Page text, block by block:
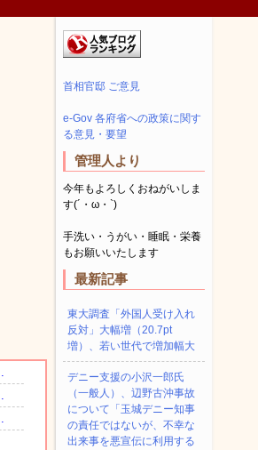
首相官邸 ご意見
e-Gov 各府省への政策に関す
る意見・要望
管理人より
今年もよろしくおねがいしま
す(´・ω・`)
手洗い・うがい・睡眠・栄養
もお願いいたします
最新記事
東大調査「外国人受け入れ
反対」大幅増（20.7pt
増）、若い世代で増加幅大
デニー支援の小沢一郎氏
（一般人）、辺野古沖事故
について「玉城デニー知事
の責任ではないが、不幸な
出来事を悪宣伝に利用する